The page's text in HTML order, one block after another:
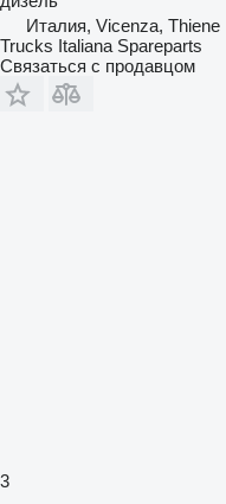
Италия, Vicenza, Thiene
Trucks Italiana Spareparts
Связаться с продавцом
3